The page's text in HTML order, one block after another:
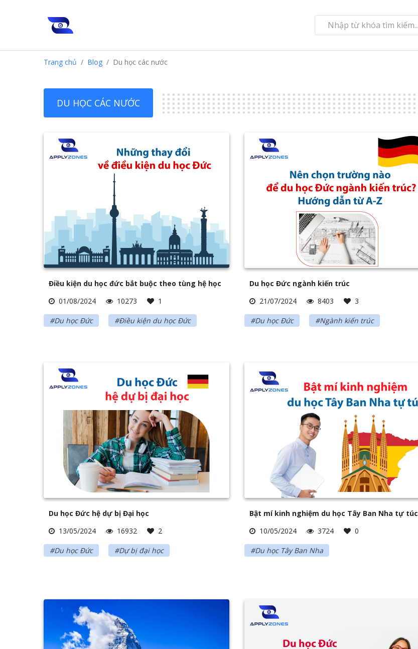
Trang chủ Blog Du học các nước
DU HỌC CÁC NƯỚC
Điều kiện du học đức bắt buộc theo tùng hệ học
01/08/2024
10273 1
#Du học Đức #Điều kiện du học Đức
Du học Đức ngành kiến trúc
21/07/2024
8403 3
#Du học Đức #Ngành kiến trúc
Du học Đức hệ dự bị Đại học
13/05/2024
16932 2
#Du học Đức #Dự bị đại học
Bật mí kinh nghiệm du học Tây Ban Nha tự túc
10/05/2024
3724 0
#Du học Tây Ban Nha